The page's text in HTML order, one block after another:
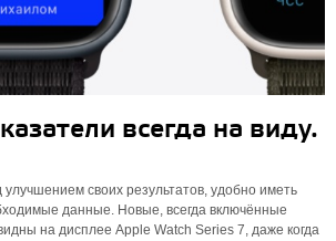
всегда на виду.
улучшением своих результатов, удобно иметь
данные. Новые, всегда включённые
на дисплее Apple Watch Series 7, даже когда